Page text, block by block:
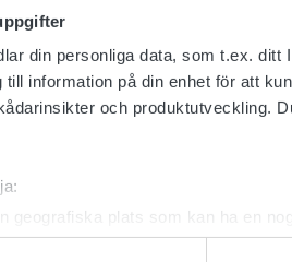
din personliga data, som t.ex.
information på din enhet för att
och produktutveckling.
geografiska plats som kan ha en
att aktivt skanna den för specifika
36V/